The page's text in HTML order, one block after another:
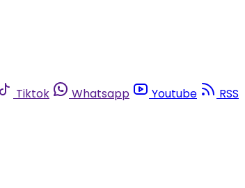
Tiktok Whatsapp Youtube
RSS